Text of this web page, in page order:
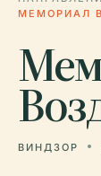
МЕМОРИАЛ
ВИНДЗОР